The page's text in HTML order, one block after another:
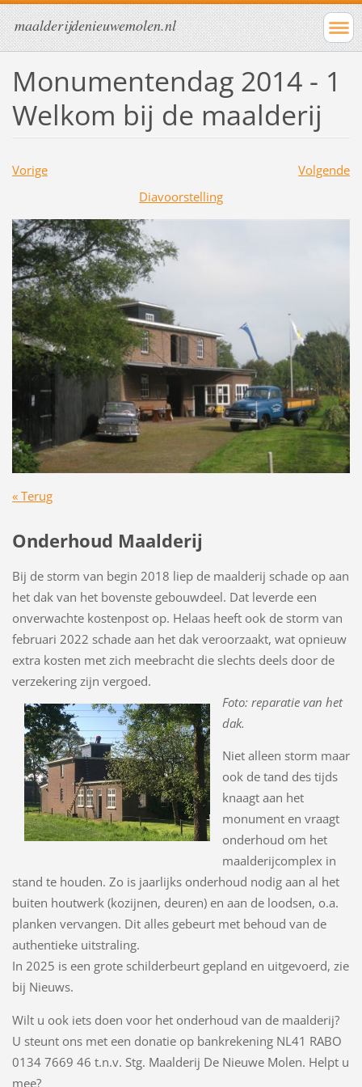
maalderijdenieuwemolen.nl
Monumentendag 2014 - 1
Welkom bij de maalderij
Vorige
Volgende
Diavoorstelling
« Terug
Onderhoud Maalderij
Bij de storm van begin 2018 liep de maalderij schade op aan
het dak van het bovenste gebouwdeel. Dat leverde een
onverwachte kostenpost op. Helaas heeft ook de storm van
februari 2022 schade aan het dak veroorzaakt, wat opnieuw
extra kosten met zich meebracht die slechts deels door de
verzekering zijn vergoed.
Foto: reparatie van het
dak.
Niet alleen storm maar
ook de tand des tijds
knaagt aan het
monument en vraagt
onderhoud om het
maalderijcomplex in
stand te houden. Zo is jaarlijks onderhoud nodig aan al het
buiten houtwerk (kozijnen, deuren) en aan de loodsen, o.a.
planken vervangen. Dit alles gebeurt met behoud van de
authentieke uitstraling.
In 2025 is een grote schilderbeurt gepland en uitgevoerd, zie
bij Nieuws.
Wilt u ook iets doen voor het onderhoud van de maalderij?
U steunt ons met een donatie op bankrekening NL41 RABO
0134 7669 46 t.n.v. Stg. Maalderij De Nieuwe Molen. Helpt u
mee?